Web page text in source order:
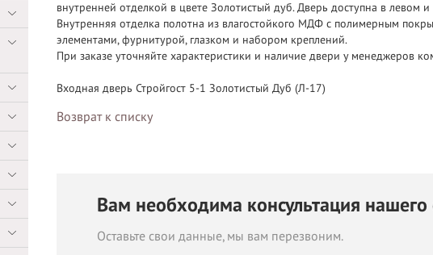
внутренней отделкой в цвете Золотистый дуб. Дверь доступна в левом
Внутренняя отделка полотна из влагостойкого МДФ с полимерным
элементами, фурнитурой, глазком и набором креплений.
При заказе уточняйте характеристики и наличие двери у менеджеров
Входная дверь Стройгост 5-1 Золотистый Дуб (Л-17)
Возврат к списку
Вам необходима консультация нашего
Оставьте свои данные, мы вам перезвоним.